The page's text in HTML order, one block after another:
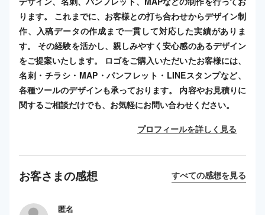
ります。 これまでに、お客様との打ち合わせからデザイン制
作、入稿データの作成まで一貫して対応した実績がありま
す。 その経験を活かし、親しみやすく安心感のあるデザイン
をご提案いたします。 ロゴをご購入いただいたお客様には、
名刺・チラシ・MAP・パンフレット・LINEスタンプなど、
各種ツールのデザインも承っております。 内容やお見積りに
関するご相談だけでも、お気軽にお問い合わせください。
プロフィールを詳しく見る
お客さまの感想 すべての感想を見る
匿名